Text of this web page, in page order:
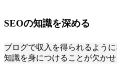
SEOの知識を深める
ブログで収入を得られるよう
知識を身につけることが欠かせ